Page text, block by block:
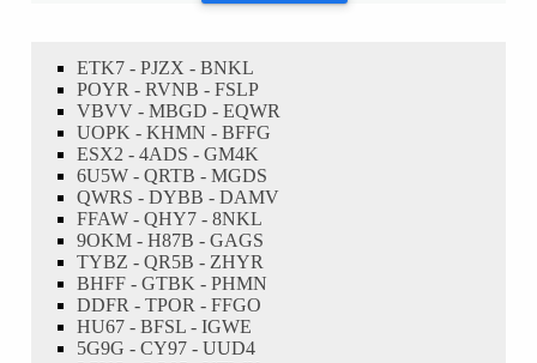
ETK7 - PJZX - BNKL
POYR - RVNB - FSLP
VBVV - MBGD - EQWR
UOPK - KHMN - BFFG
ESX2 - 4ADS - GM4K
6U5W - QRTB - MGDS
QWRS - DYBB - DAMV
FFAW - QHY7 - 8NKL
9OKM - H87B - GAGS
TYBZ - QR5B - ZHYR
BHFF - GTBK - PHMN
DDFR - TPOR - FFGO
HU67 - BFSL - IGWE
5G9G - CY97 - UUD4